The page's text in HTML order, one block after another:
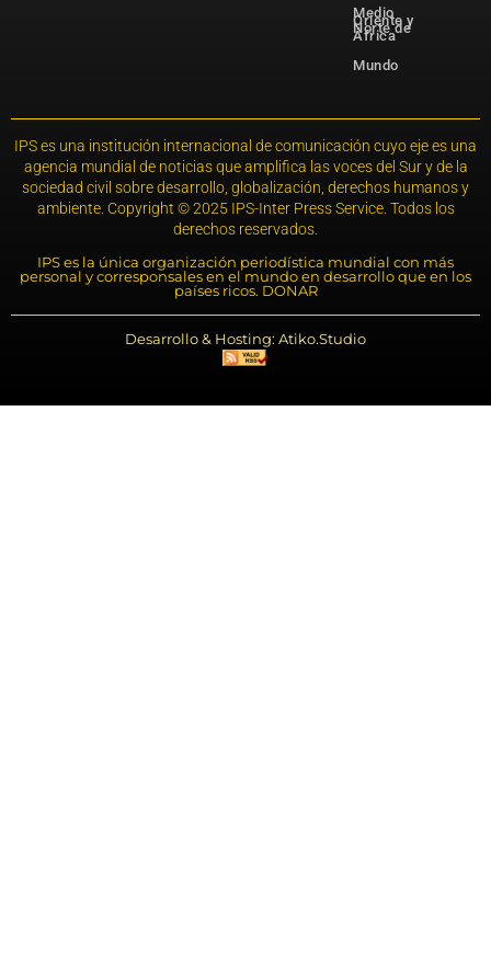
Medio
Oriente y
Norte de
África
Mundo
IPS es una institución internacional de comunicación cuyo eje es una
agencia mundial de noticias que amplifica las voces del Sur y de la
sociedad civil sobre desarrollo, globalización, derechos humanos y
ambiente. Copyright © 2025 IPS-Inter Press Service. Todos los
derechos reservados.
IPS es la única organización periodística mundial con más
personal y corresponsales en el mundo en desarrollo que en los
países ricos. DONAR
Desarrollo & Hosting: Atiko.Studio